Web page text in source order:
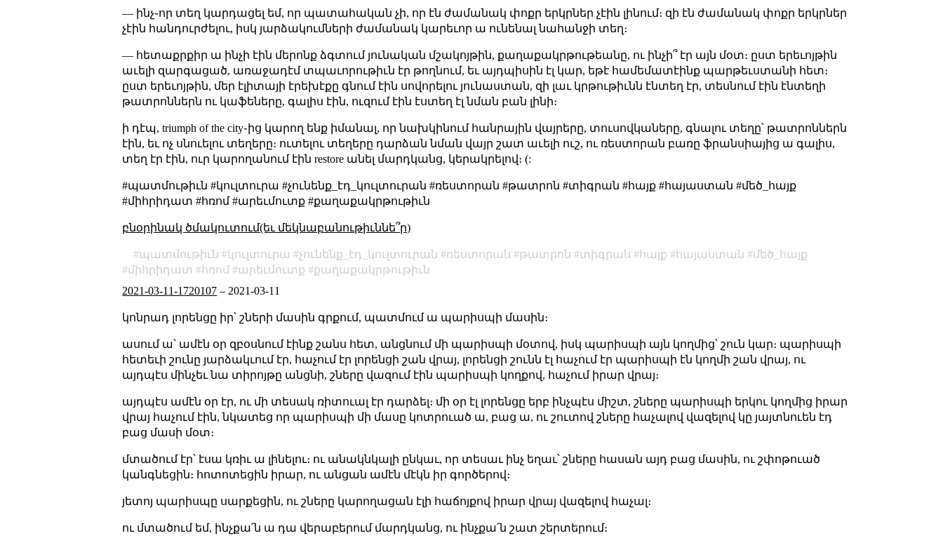
— ինչ֊որ տեղ կարդացել եմ, որ պատահական չի, որ էն ժամանակ փոքր երկրներ չէին լինում։ զի էն ժամանակ փոքր երկրներ
չէին հանդուրժելու, իսկ յարձակումների ժամանակ կարեւոր ա ունենալ նահանջի տեղ։
— հետաքրքիր ա ինչի էին մերոնք ձգտում յունական մշակոյթին, քաղաքակրթութեանը, ու ինչի՞ էր այն մօտ։ ըստ երեւոյթին
աւելի զարգացած, առաջադէմ տպաւորութիւն էր թողնում, եւ այդպիսին էլ կար, եթէ համեմատէինք պարթեւստանի հետ։
ըստ երեւոյթին, մեր էլիտայի էրեխէքը գնում էին սովորելու յունաստան, զի լաւ կրթութիւնն էնտեղ էր, տեսնում էին էնտեղի
թատրոններն ու կաֆեները, գալիս էին, ուզում էին էստեղ էլ նման բան լինի։
ի դէպ, triumph of the city֊ից կարող ենք իմանալ, որ նախկինում հանրային վայրերը, տուսովկաները, գնալու տեղը՝ թատրոններն
էին, եւ ոչ սնուելու տեղերը։ ուտելու տեղերը դարձան նման վայր շատ աւելի ուշ, ու ռեստորան բառը ֆրանսիայից ա գալիս,
տեղ էր էին, ուր կարողանում էին restore անել մարդկանց, կերակրելով։ (:
#պատմութիւն #կուլտուրա #չունենք_էդ_կուլտուրան #ռեստորան #թատրոն #տիգրան #հայք #հայաստան #մեծ_հայք
#միհրիդատ #հռոմ #արեւմուտք #քաղաքակրթութիւն
բնօրինակ ծմակուտում(եւ մեկնաբանութիւննե՞ր)
պատմութիւն կուլտուրա չունենք_էդ_կուլտուրան ռեստորան թատրոն տիգրան հայք հայաստան
մեծ_հայք
միհրիդատ
հռոմ արեւմուտք
քաղաքակրթութիւն
2021-03-11-1720107 – 2021-03-11
կոնրադ լորենցը իր՝ շների մասին գրքում, պատմում ա պարիսպի մասին։
ասում ա՝ ամէն օր զբօսնում էինք շանս հետ, անցնում մի պարիսպի մօտով, իսկ պարիսպի այն կողմից՝ շուն կար։ պարիսպի
հետեւի շունը յարձակւում էր, հաչում էր լորենցի շան վրայ, լորենցի շունն էլ հաչում էր պարիսպի էն կողմի շան վրայ, ու
այդպէս մինչեւ նա տիրոյթը անցնի, շները վազում էին պարիսպի կողքով, հաչում իրար վրայ։
այդպէս ամէն օր էր, ու մի տեսակ ռիտուալ էր դարձել։ մի օր էլ լորենցը երբ ինչպէս միշտ, շները պարիսպի երկու կողմից իրար
վրայ հաչում էին, նկատեց որ պարիսպի մի մասը կոտրուած ա, բաց ա, ու շուտով շները հաչալով վազելով կը յայտնուեն էդ
բաց մասի մօտ։
մտածում էր՝ էսա կռիւ ա լինելու։ ու անակնկալի ընկաւ, որ տեսաւ ինչ եղաւ՝ շները հասան այդ բաց մասին, ու շփոթուած
կանգնեցին։ հոտոտեցին իրար, ու անցան ամէն մէկն իր գործերով։
յետոյ պարիսպը սարքեցին, ու շները կարողացան էլի հաճոյքով իրար վրայ վազելով հաչալ։
ու մտածում եմ, ինչքա՛ն ա դա վերաբերում մարդկանց, ու ինչքա՛ն շատ շերտերում։